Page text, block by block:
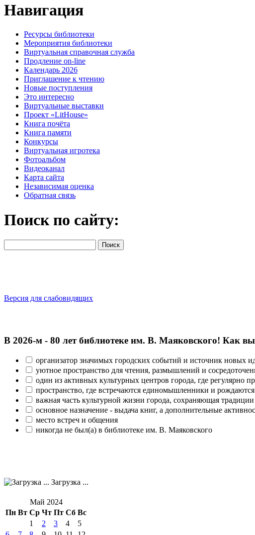
Навигация
Ресурсы библиотеки
Мероприятия библиотеки
Виртуальная справочная служба
Продление on-line
Календарь 2026
Приглашение к чтению
Новые поступления
Это интересно
Виртуальные выставки
Проект «LitHouse»
Книга почёта
Книга памяти
Конкурсы
Виртуальная игротека
Фотоальбом
Видеоканал
Карта сайта
Независимая оценка
Обратная связь
Поиск по сайту:
Версия для слабовидящих
В 2026‑м - 80 лет библиотеке им. В. Маяковского! Как вы
организатор значимых городских событий и источник новых
уютное пространство для чтения, размышлений и
один из активных культурных центров города, где регулярно
пространство, где встречаются единомышленники и
важная часть культурной жизни города, сохраняющая
основное назначение - выдача книг, а дополнительные
место встреч и общения
никогда не был(а) в библиотеке им. В. Маяковского
Загрузка ...
Май 2024
Пн Вт Ср Чт Пт Сб Вс
1
2 3 4
5